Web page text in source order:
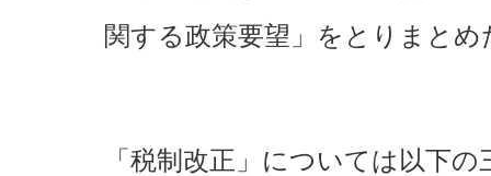
関する政策要望」をとりまと
「税制改正」については以下